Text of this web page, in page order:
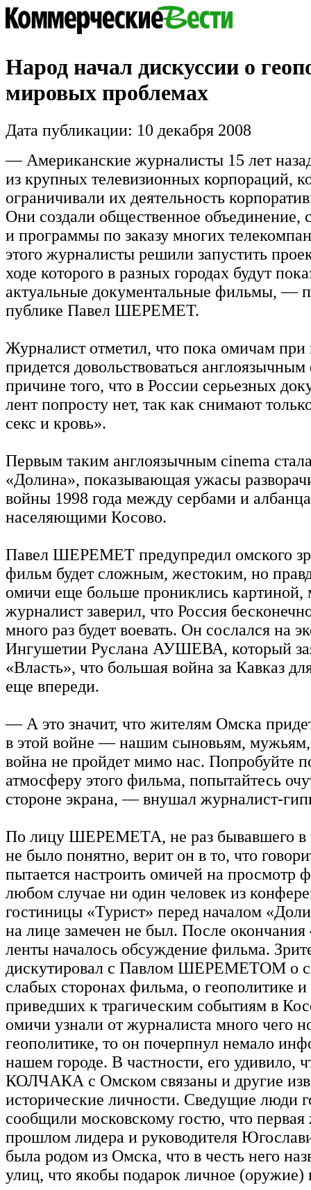
Народ начал дискуссии о
мировых проблемах
Дата публикации: 10 декабря 2008
— Американские журналисты 15 лет
из крупных телевизионных корпораций,
ограничивали их деятельность
Они создали общественное
и программы по заказу многих
этого журналисты решили запустить
ходе которого в разных городах будут
актуальные документальные фильмы, —
публике Павел ШЕРЕМЕТ.
Журналист отметил, что пока омичам при
придется довольствоваться
причине того, что в России серьезных
лент попросту нет, так как снимают
секс и кровь».
Первым таким англоязычным cinema
«Долина», показывающая ужасы
войны 1998 года между сербами и
населяющими Косово.
Павел ШЕРЕМЕТ предупредил омского
фильм будет сложным, жестоким, но
омичи еще больше прониклись картиной,
журналист заверил, что Россия
много раз будет воевать. Он сослался на
Ингушетии Руслана АУШЕВА, который
«Власть», что большая война за Кавказ
еще впереди.
— А это значит, что жителям Омска
в этой войне — нашим сыновьям,
война не пройдет мимо нас. Попробуйте
атмосферу этого фильма, попытайтесь
стороне экрана, — внушал журналист-
По лицу ШЕРЕМЕТА, не раз бывавшего в
не было понятно, верит он в то, что
пытается настроить омичей на просмотр
любом случае ни один человек из
гостиницы «Турист» перед началом
на лице замечен не был. После
ленты началось обсуждение фильма.
дискутировал с Павлом ШЕРЕМЕТОМ о
слабых сторонах фильма, о геополитике
приведших к трагическим событиям в
омичи узнали от журналиста много чего
геополитике, то он почерпнул немало
нашем городе. В частности, его удивило,
КОЛЧАКА с Омском связаны и другие
исторические личности. Сведущие люди
сообщили московскому гостю, что первая
прошлом лидера и руководителя
была родом из Омска, что в честь него
улиц, что якобы подарок личное (оружие)